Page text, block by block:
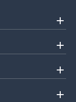
add
add
add
add